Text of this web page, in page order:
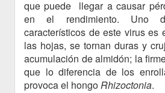
que puede llegar a causar
en el rendimiento. Uno
característicos de este virus es
las hojas, se tornan duras y
acumulación de almidón; la
que lo diferencia de los
provoca el hongoRhizoctonia.